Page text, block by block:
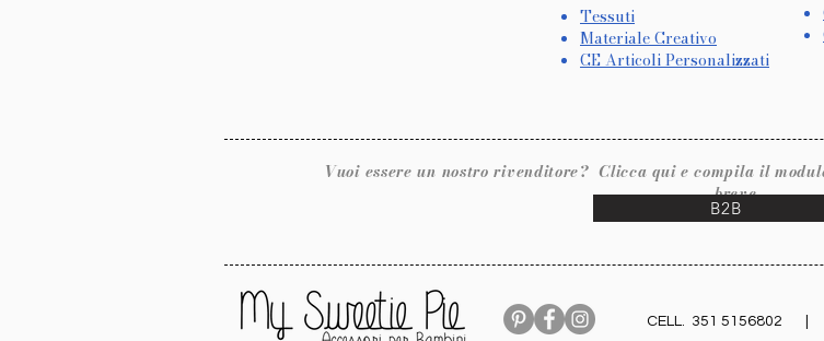
Tessuti
Materiale Creativo
CE Articoli Personalizzati
Vuoi essere un nostro rivenditore? Clicca qui e compila il modulo
breve.
B2B
CELL. 351 5156802 |